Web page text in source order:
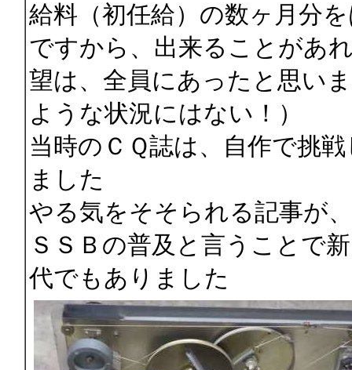
給料（初任給）の数ヶ月分
ですから、出来ることがあ
望は、全員にあったと思い
ような状況にはない！）
当時のＣＱ誌は、自作で挑
ました
やる気をそそられる記事が
ＳＳＢの普及と言うことで
代でもありました